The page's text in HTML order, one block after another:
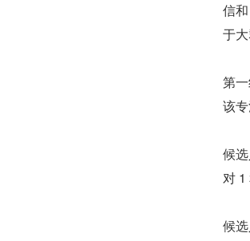
信
于
第
该
候
对 1
候